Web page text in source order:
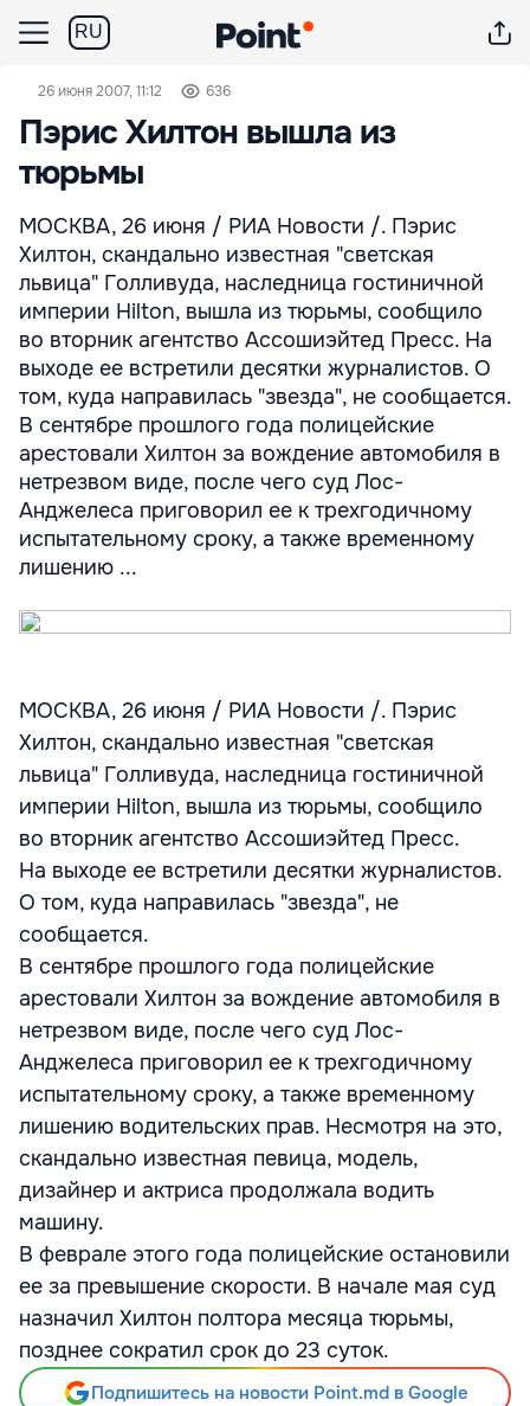
RU
26 июня 2007, 11:12 636
Пэрис Хилтон вышла из
тюрьмы
МОСКВА, 26 июня / РИА Новости /. Пэрис
Хилтон, скандально известная "светская
львица" Голливуда, наследница гостиничной
империи Hilton, вышла из тюрьмы, сообщило
во вторник агентство Ассошиэйтед Пресс. На
выходе ее встретили десятки журналистов. О
том, куда направилась "звезда", не сообщается.
В сентябре прошлого года полицейские
арестовали Хилтон за вождение автомобиля в
нетрезвом виде, после чего суд Лос-
Анджелеса приговорил ее к трехгодичному
испытательному сроку, а также временному
лишению ...
МОСКВА, 26 июня / РИА Новости /. Пэрис
Хилтон, скандально известная "светская
львица" Голливуда, наследница гостиничной
империи Hilton, вышла из тюрьмы, сообщило
во вторник агентство Ассошиэйтед Пресс.
На выходе ее встретили десятки журналистов.
О том, куда направилась "звезда", не
сообщается.
В сентябре прошлого года полицейские
арестовали Хилтон за вождение автомобиля в
нетрезвом виде, после чего суд Лос-
Анджелеса приговорил ее к трехгодичному
испытательному сроку, а также временному
лишению водительских прав. Несмотря на это,
скандально известная певица, модель,
дизайнер и актриса продолжала водить
машину.
В феврале этого года полицейские остановили
ее за превышение скорости. В начале мая суд
назначил Хилтон полтора месяца тюрьмы,
позднее сократил срок до 23 суток.
Подпишитесь на новости Point.md в Google